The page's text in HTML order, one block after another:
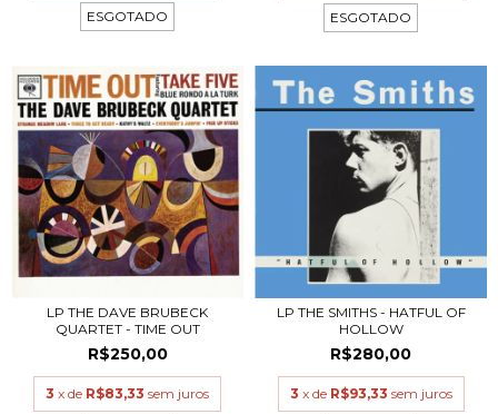
ESGOTADO ESGOTADO
LP THE DAVE BRUBECK
QUARTET - TIME OUT
R$250,00
3 x de R$83,33 sem juros
LP THE SMITHS - HATFUL OF
HOLLOW
R$280,00
3 x de R$93,33 sem juros